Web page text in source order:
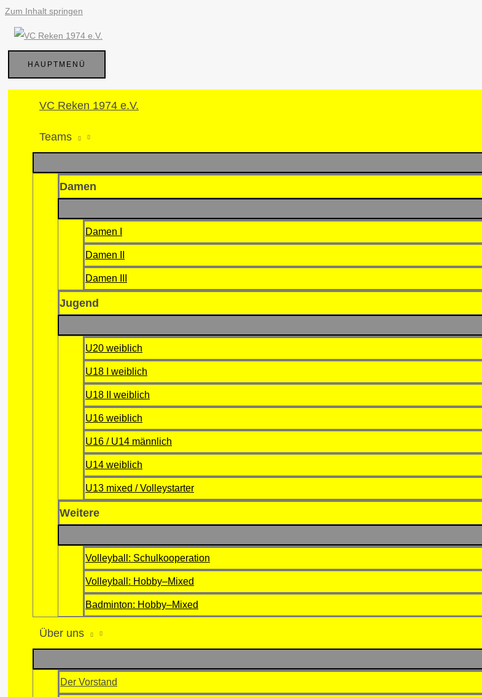
Zum Inhalt springen
HAUPTMENÜ
VC Reken 1974 e.V.
Teams
Damen
Damen I
Damen II
Damen III
Jugend
U20 weiblich
U18 I weiblich
U18 II weiblich
U16 weiblich
U16 / U14 männlich
U14 weiblich
U13 mixed / Volleystarter
Weitere
Volleyball: Schulkooperation
Volleyball: Hobby–Mixed
Badminton: Hobby–Mixed
Über uns
Der Vorstand